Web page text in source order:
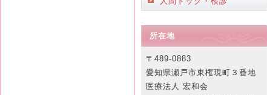
所在地
〒489-0883
愛知県瀬戸市東権現町３番地
医療法人 宏和会